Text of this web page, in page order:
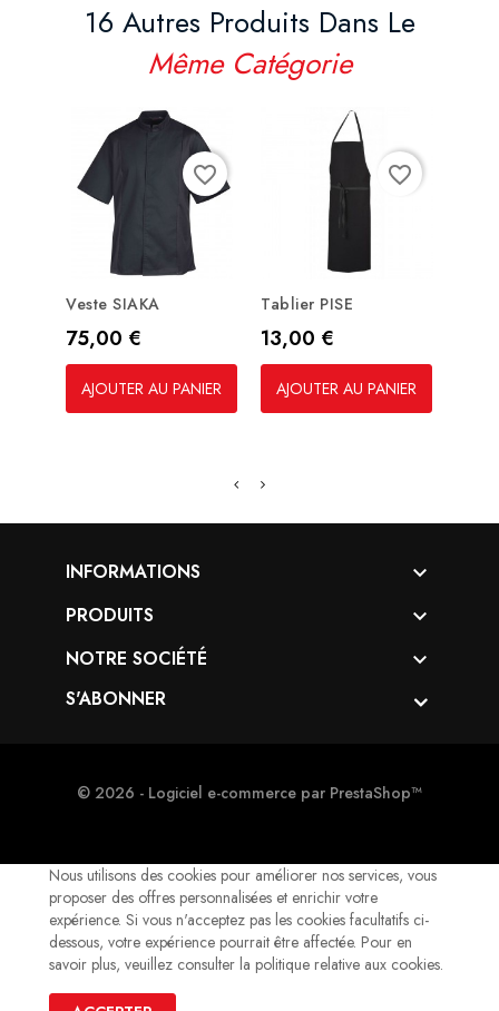
16 Autres Produits Dans Le
Même Catégorie
Veste SIAKA
Prix
75,00 €
AJOUTER AU PANIER
favorite_border
Tablier PISE
Prix
13,00 €
AJOUTER AU PANIER
favorite_border
INFORMATIONS 
PRODUITS 
NOTRE SOCIÉTÉ 
S'ABONNER
© 2026 - Logiciel e-commerce par PrestaShop™
Nous utilisons des cookies pour améliorer nos services, vous
proposer des offres personnalisées et enrichir votre
expérience. Si vous n'acceptez pas les cookies facultatifs ci-
dessous, votre expérience pourrait être affectée. Pour en
savoir plus, veuillez consulter la politique relative aux cookies.